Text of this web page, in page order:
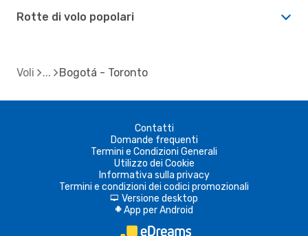
Rotte di volo popolari
Voli Bogotá - Toronto
Contatti
Domande frequenti
Termini e Condizioni Generali
Utilizzo dei Cookie
Informativa sulla privacy
Termini e condizioni dei codici promozionali
d Versione desktop
A App per Android